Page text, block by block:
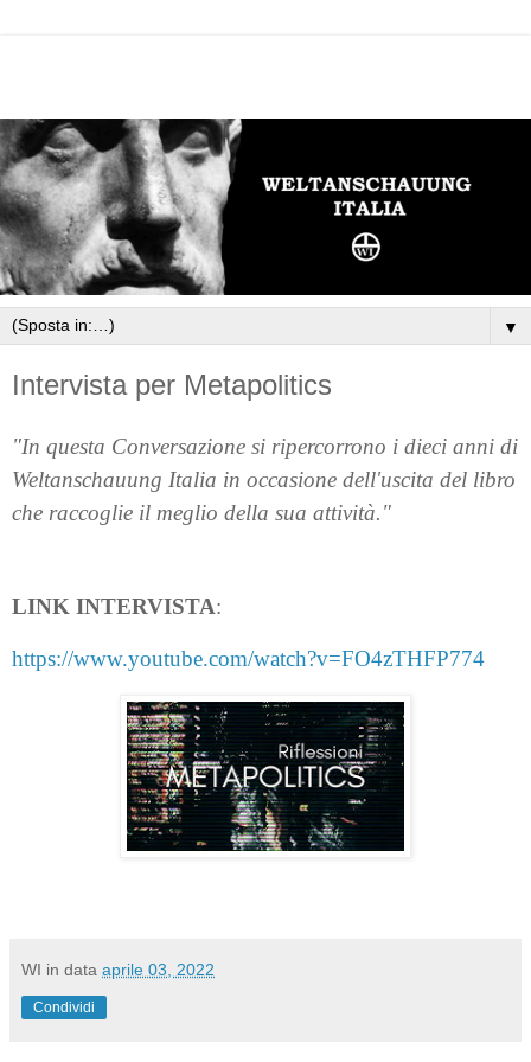
▼
Intervista per Metapolitics
"In questa Conversazione si ripercorrono i dieci anni di
Weltanschauung Italia in occasione dell'uscita del libro
che raccoglie il meglio della sua attività."
LINK INTERVISTA:
https://www.youtube.com/watch?v=FO4zTHFP774
WI in data aprile 03, 2022
Condividi